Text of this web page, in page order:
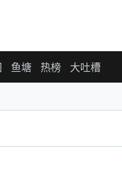
鱼塘 热榜 大吐槽